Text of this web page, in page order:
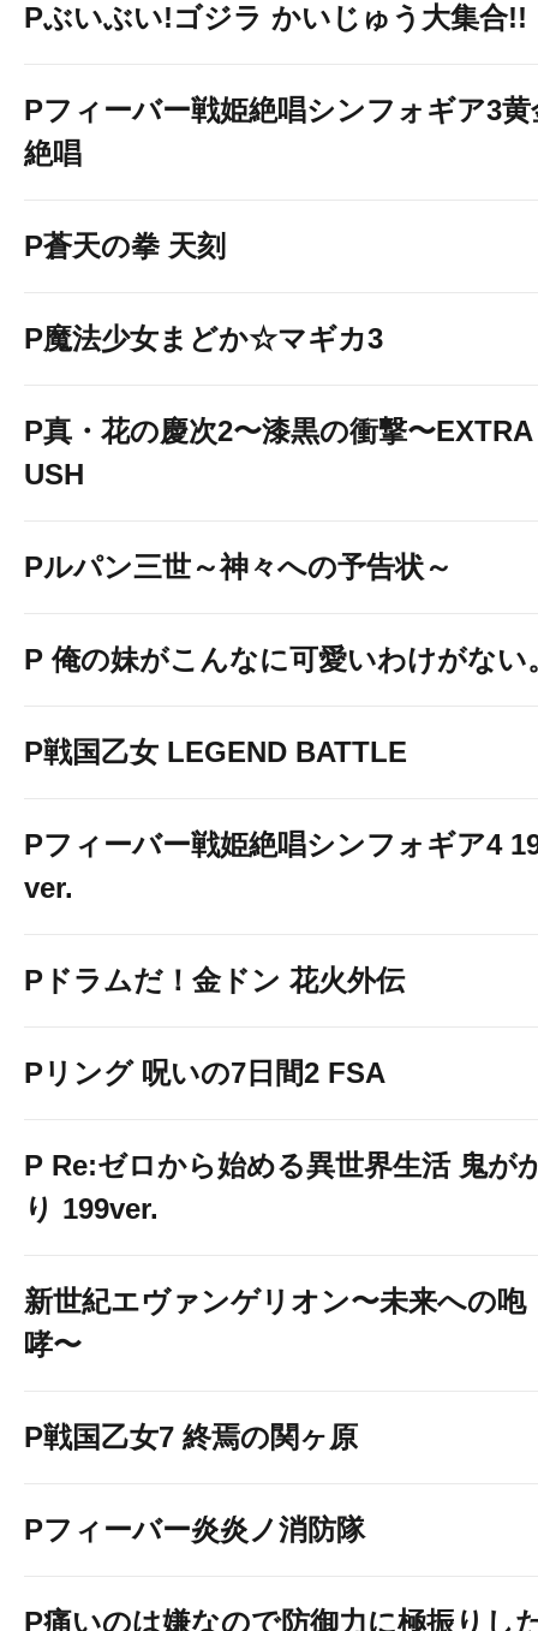
Pぶいぶい!ゴジラ かいじゅう大集合!!
Pフィーバー戦姫絶唱シンフォギア3黄
絶唱
P蒼天の拳 天刻
P魔法少女まどか☆マギカ3
P真・花の慶次2〜漆黒の衝撃〜EXTRA
USH
Pルパン三世～神々への予告状～
P 俺の妹がこんなに可愛いわけがない
P戦国乙女 LEGEND BATTLE
Pフィーバー戦姫絶唱シンフォギア4
ver.
Pドラムだ！金ドン 花火外伝
Pリング 呪いの7日間2 FSA
P Re:ゼロから始める異世界生活 鬼が
り 199ver.
新世紀エヴァンゲリオン〜未来への咆
哮〜
P戦国乙女7 終焉の関ヶ原
Pフィーバー炎炎ノ消防隊
P痛いのは嫌なので防御力に極振りし